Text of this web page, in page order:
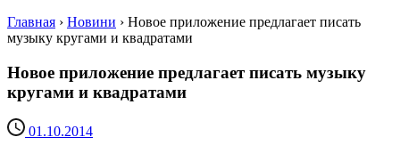
Главная › Новини › Новое приложение предлагает писать
музыку кругами и квадратами
Новое приложение предлагает писать музыку
кругами и квадратами
01.10.2014